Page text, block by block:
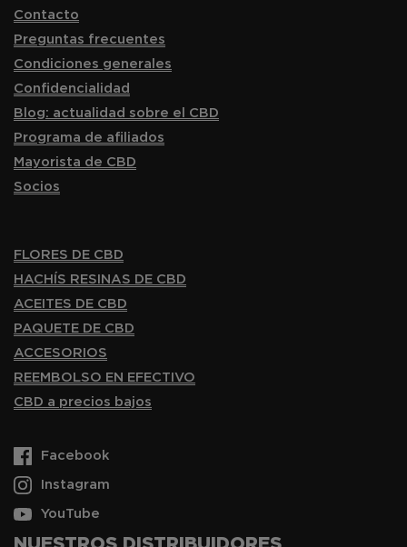
Contacto
Preguntas frecuentes
Condiciones generales
Confidencialidad
Blog: actualidad sobre el CBD
Programa de afiliados
Mayorista de CBD
Socios
FLORES DE CBD
HACHÍS RESINAS DE CBD
ACEITES DE CBD
PAQUETE DE CBD
ACCESORIOS
REEMBOLSO EN EFECTIVO
CBD a precios bajos
Facebook
Instagram
YouTube